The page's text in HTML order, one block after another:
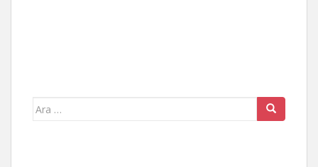
Arama